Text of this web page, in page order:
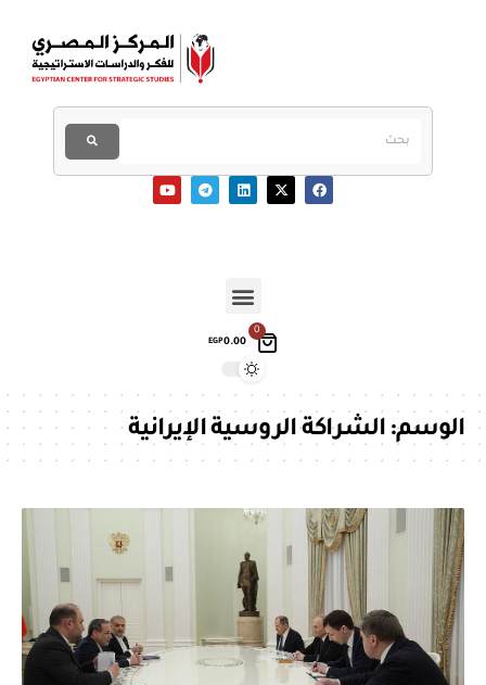
0
EGP0.00
الوسم:الشراكة الروسية الإيرانية